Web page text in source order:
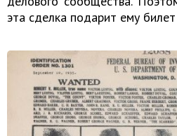
эта сделка подарит ему